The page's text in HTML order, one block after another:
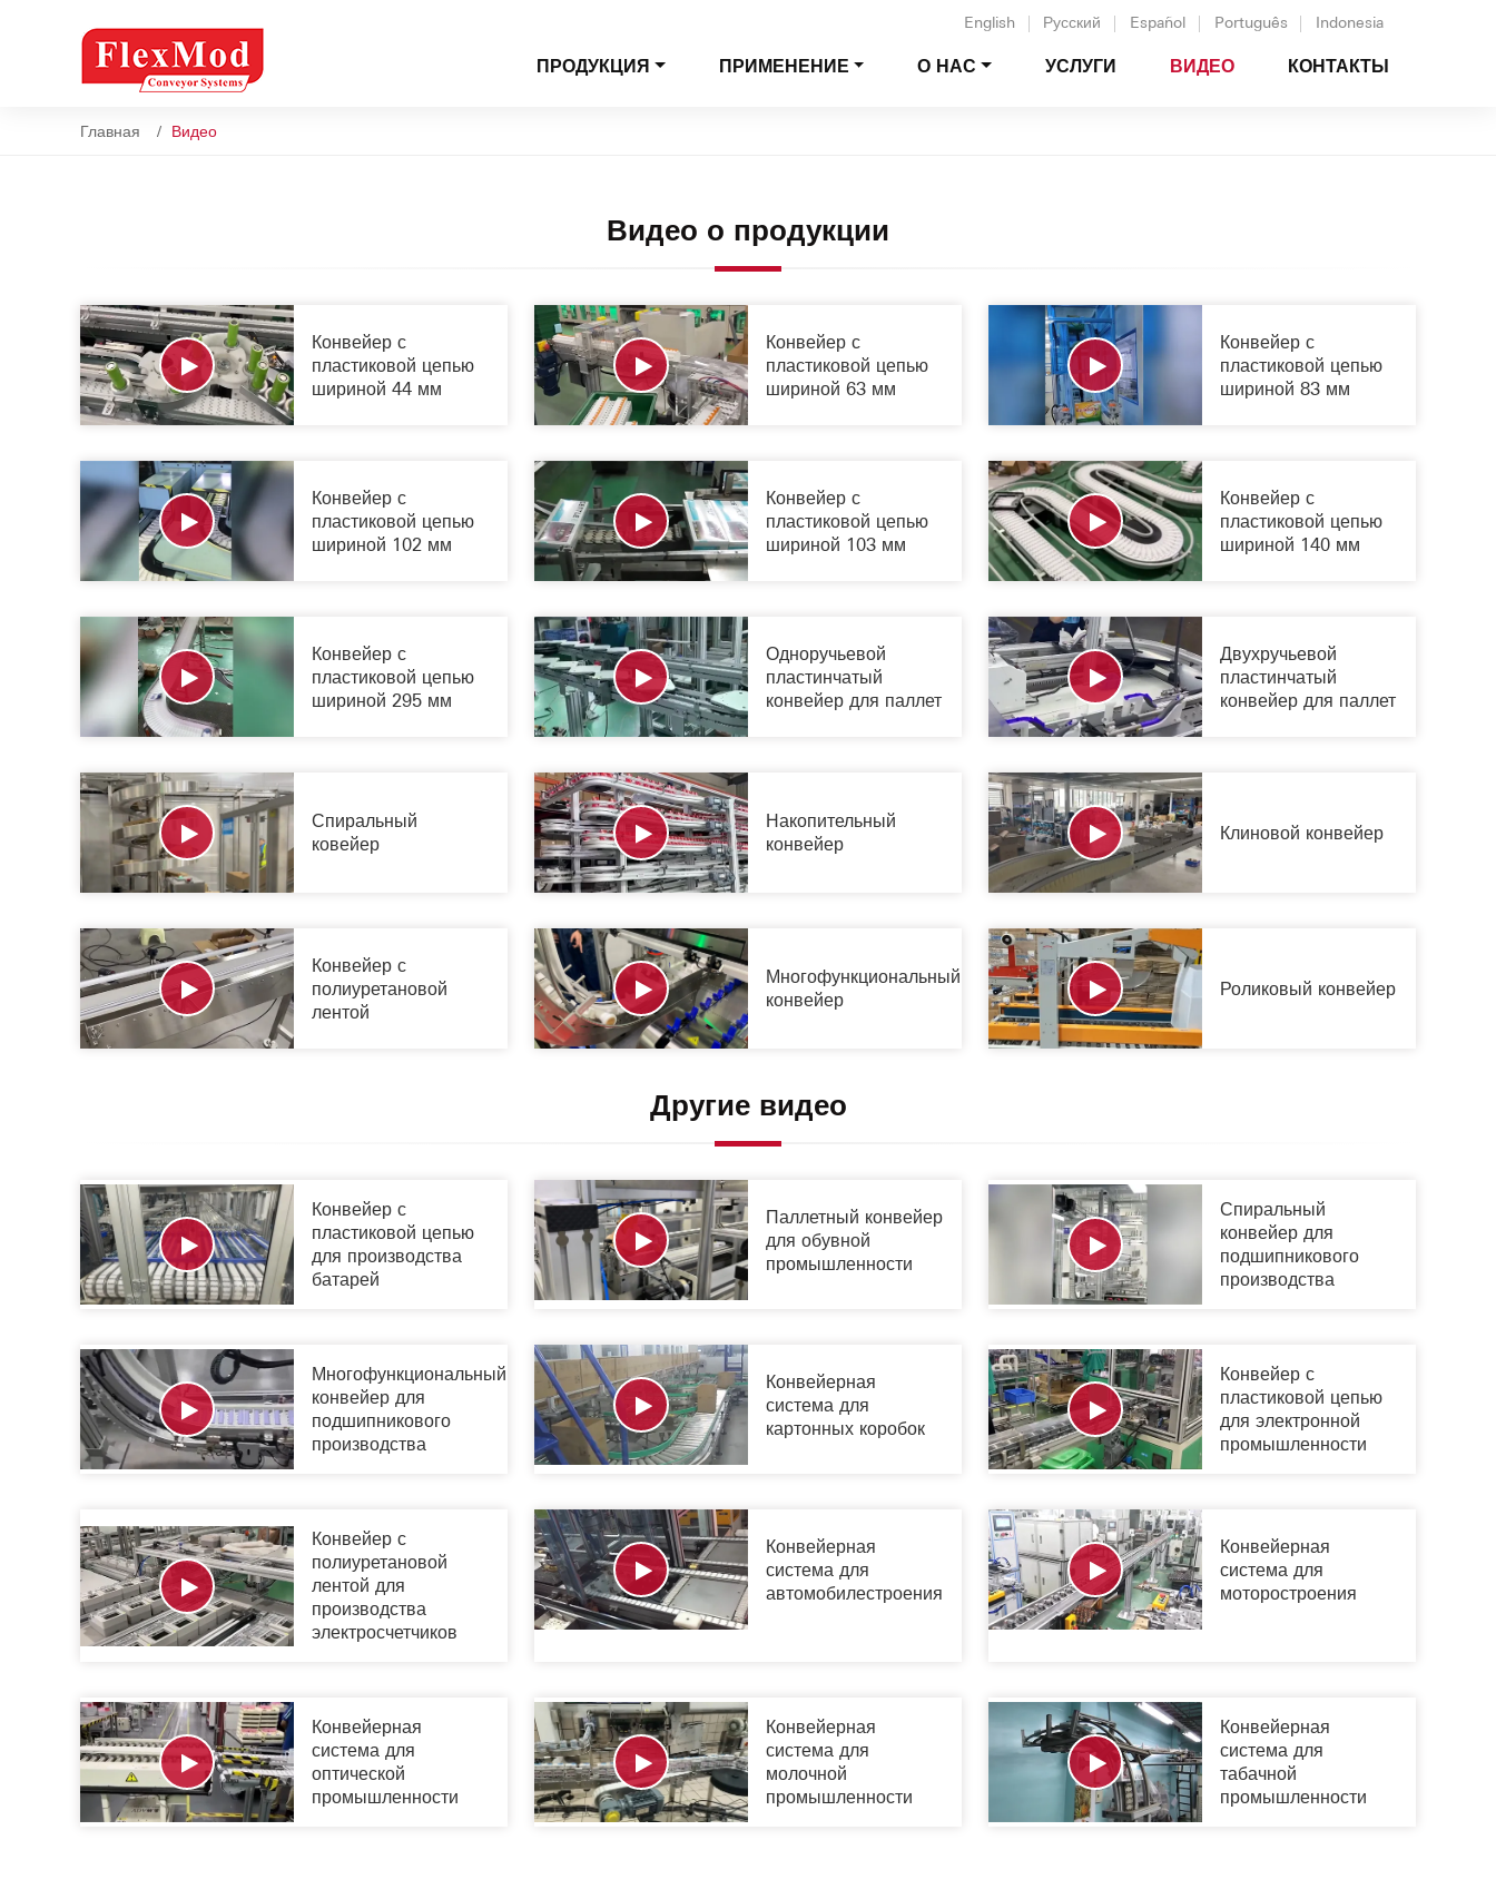
English Русский Español Português Indonesia
ПРОДУКЦИЯ ПРИМЕНЕНИЕ О НАС УСЛУГИ ВИДЕО КОНТАКТЫ
Главная Видео
Видео о продукции
Конвейер с
пластиковой цепью
шириной 44 мм
Конвейер с
пластиковой цепью
шириной 63 мм
Конвейер с
пластиковой цепью
шириной 83 мм
Конвейер с
пластиковой цепью
шириной 102 мм
Конвейер с
пластиковой цепью
шириной 103 мм
Конвейер с
пластиковой цепью
шириной 140 мм
Конвейер с
пластиковой цепью
шириной 295 мм
Одноручьевой
пластинчатый
конвейер для паллет
Двухручьевой
пластинчатый
конвейер для паллет
Спиральный
ковейер
Накопительный
конвейер
Клиновой конвейер
Конвейер с
полиуретановой
лентой
Многофункциональный
конвейер
Роликовый конвейер
Другие видео
Конвейер с
пластиковой цепью
для производства
батарей
Паллетный конвейер
для обувной
промышленности
Спиральный
конвейер для
подшипникового
производства
Многофункциональный
конвейер для
подшипникового
производства
Конвейерная
система для
картонных коробок
Конвейер с
пластиковой цепью
для электронной
промышленности
Конвейер с
полиуретановой
лентой для
производства
электросчетчиков
Конвейерная
система для
автомобилестроения
Конвейерная
система для
моторостроения
Конвейерная
система для
оптической
промышленности
Конвейерная
система для
молочной
промышленности
Конвейерная
система для
табачной
промышленности